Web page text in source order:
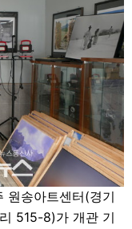
원송아트센터(경기
515-8)가 개관 기